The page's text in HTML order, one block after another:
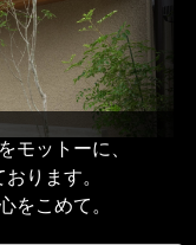
モットーに、
ります。
をこめて。